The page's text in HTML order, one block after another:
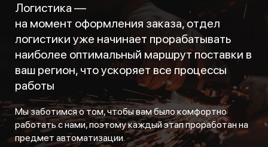
Логистика —
на момент оформления заказа, отдел
логистики уже начинает прорабатывать
наиболее оптимальный маршрут поставки в
ваш регион, что ускоряет все процессы
работы
Мы заботимся о том, чтобы вам было комфортно
работать с нами, поэтому каждый этап проработан на
предмет автоматизации.